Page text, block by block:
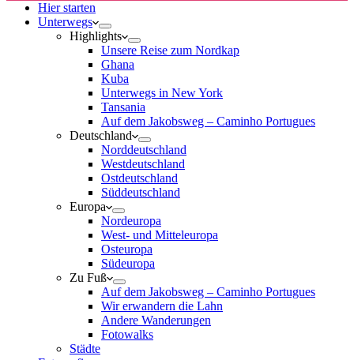
Hier starten
Unterwegs
Highlights
Unsere Reise zum Nordkap
Ghana
Kuba
Unterwegs in New York
Tansania
Auf dem Jakobsweg – Caminho Portugues
Deutschland
Norddeutschland
Westdeutschland
Ostdeutschland
Süddeutschland
Europa
Nordeuropa
West- und Mitteleuropa
Osteuropa
Südeuropa
Zu Fuß
Auf dem Jakobsweg – Caminho Portugues
Wir erwandern die Lahn
Andere Wanderungen
Fotowalks
Städte